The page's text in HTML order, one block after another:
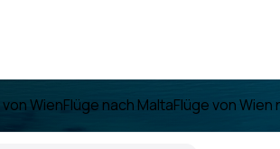
WienFlüge nach MaltaFlüge von Wien